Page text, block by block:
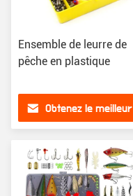
Ensemble de leurre de
pêche en plastique
Obtenez le meilleur